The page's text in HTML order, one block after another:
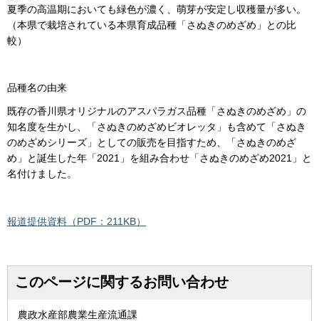
夏季の高温期においても緑色が濃く、萌芽が安定し収穫量が多い。
（本県で栽培されている本県育成品種「さぬきのめざめ」との比
較）
品種名の由来
既存の香川県オリジナルのアスパラガス品種「さぬきのめざめ」の
知名度を生かし、「さぬきのめざめビオレッタ」も含めて「さぬき
のめざめシリーズ」としての販売を目指すため、「さぬきのめざ
め」と誕生した年「2021」を組み合わせ「さぬきのめざめ2021」と
名付けました。
報道提供資料（PDF：211KB）
このページに関するお問い合わせ
農政水産部農業生産流通課